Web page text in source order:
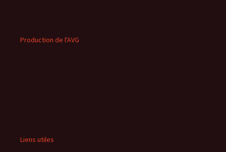
Production de l'AVG
Liens utiles